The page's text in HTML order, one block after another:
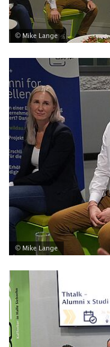
© Mike Lange
© Mike Lange